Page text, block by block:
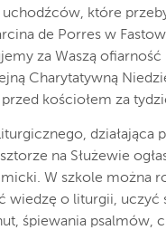
uchodźców, które
de Porres w
za Waszą ofiarność
Charytatywną
kościołem za
działająca
na Służewie
W szkole można
wiedzę o liturgii, uczyć
śpiewania psalmów,